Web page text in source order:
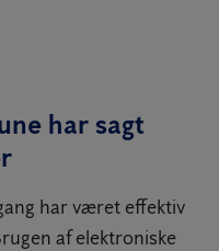
har sagt
har været effektiv
af elektroniske